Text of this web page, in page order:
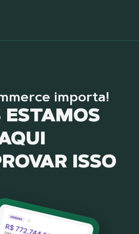
importa!
importa!
ESTAMOS
ISSO
ESTAMOS
ISSO